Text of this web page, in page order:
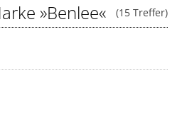
(15 Treffer)
»Benlee«